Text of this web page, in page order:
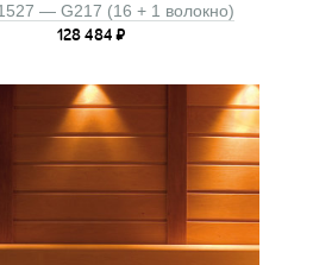
— G217 (16 + 1 волокно)
128 484₽